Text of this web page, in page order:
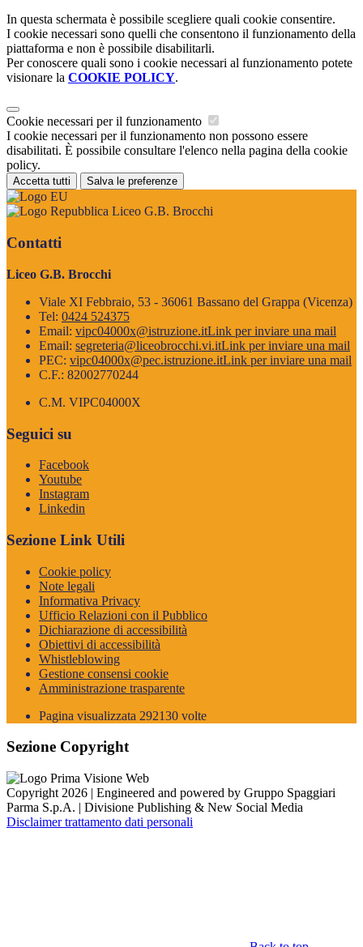
In questa schermata è possibile scegliere quali cookie consentire.
I cookie necessari sono quelli che consentono il funzionamento della
piattaforma e non è possibile disabilitarli.
Per conoscere quali sono i cookie necessari al funzionamento potete
visionare la COOKIE POLICY.
Cookie necessari per il funzionamento
I cookie necessari per il funzionamento non possono essere
disabilitati. È possibile consultare l'elenco nella pagina della cookie
policy.
Accetta tutti Salva le preferenze
Liceo G.B. Brocchi
Contatti
Liceo G.B. Brocchi
Viale XI Febbraio, 53 - 36061 Bassano del Grappa (Vicenza)
Tel: 0424 524375
Email: vipc04000x@istruzione.itLink per inviare una mail
Email: segreteria@liceobrocchi.vi.itLink per inviare una mail
PEC: vipc04000x@pec.istruzione.itLink per inviare una mail
C.F.: 82002770244
C.M. VIPC04000X
Seguici su
Facebook
Youtube
Instagram
Linkedin
Sezione Link Utili
Cookie policy
Note legali
Informativa Privacy
Ufficio Relazioni con il Pubblico
Dichiarazione di accessibilità
Obiettivi di accessibilità
Whistleblowing
Gestione consensi cookie
Amministrazione trasparente
Pagina visualizzata 292130 volte
Sezione Copyright
Copyright 2026 | Engineered and powered by Gruppo Spaggiari
Parma S.p.A. | Divisione Publishing & New Social Media
Disclaimer trattamento dati personali